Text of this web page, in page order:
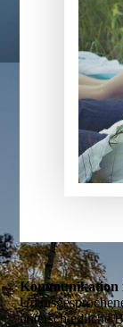
Kommunikation
unterschiedliche